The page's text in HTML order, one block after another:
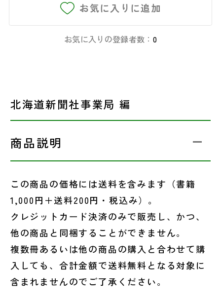
お気に入りに追加
お気に入りの登録者数： 0
北海道新聞社事業局 編
商品説明
この商品の価格には送料を含みます（書籍
1,000円＋送料200円・税込み）。
クレジットカード決済のみで販売し、かつ、
他の商品と同梱することができません。
複数冊あるいは他の商品の購入と合わせて購
入しても、合計金額で送料無料となる対象に
含まれませんのでご了承ください。